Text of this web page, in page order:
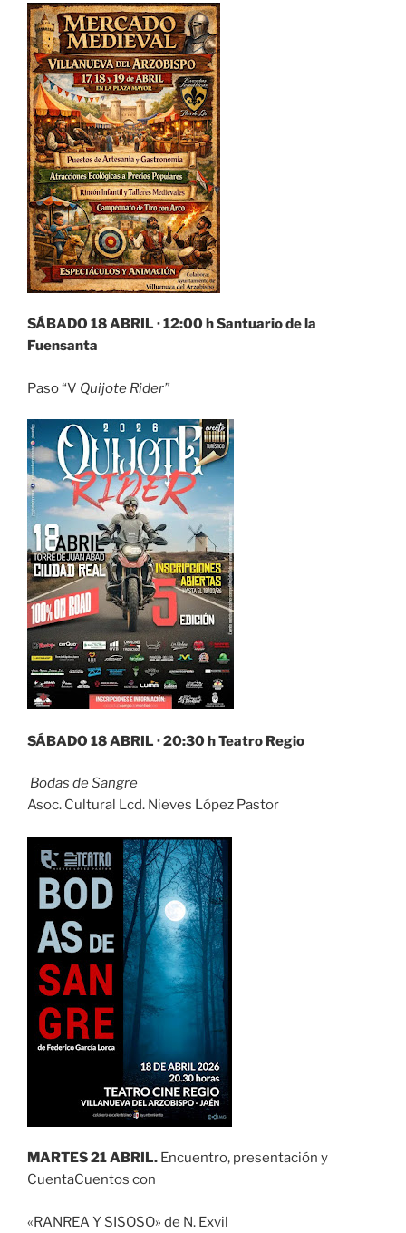
SÁBADO 18 ABRIL · 12:00 h Santuario de la
Fuensanta
Paso “V Quijote Rider”
SÁBADO 18 ABRIL · 20:30 h Teatro Regio
Bodas de Sangre
Asoc. Cultural Lcd. Nieves López Pastor
MARTES 21 ABRIL. Encuentro, presentación y
CuentaCuentos con
«RANREA Y SISOSO» de N. Exvil